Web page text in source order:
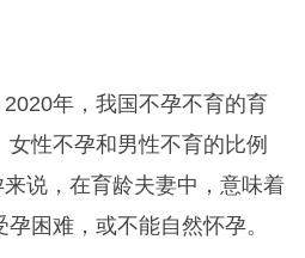
年，我国不孕不育的育
性不孕和男性不育的比例
说，在育龄夫妻中，意味着
困难，或不能自然怀孕。